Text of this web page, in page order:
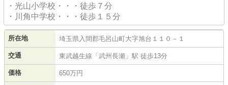
・光山小学校・・・徒歩７分
・川角中学校・・・徒歩１５分
所在地 埼玉県 入間郡毛呂山町大字旭台 １１０－１
交通 東武越生線 「 武州長瀬 」駅 徒歩13分
価格 650万円